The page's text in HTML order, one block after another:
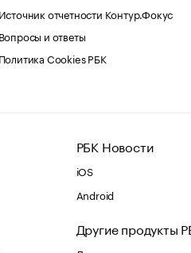
Источник отчетности Контур.Фокус
Вопросы и ответы
Политика Cookies РБК
РБК Новости
iOS
Android
Другие продукты